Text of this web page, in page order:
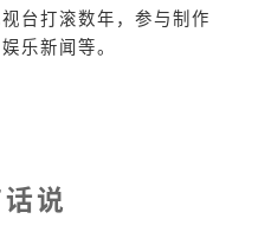
台打滚数年，参与制作
乐新闻等。
说